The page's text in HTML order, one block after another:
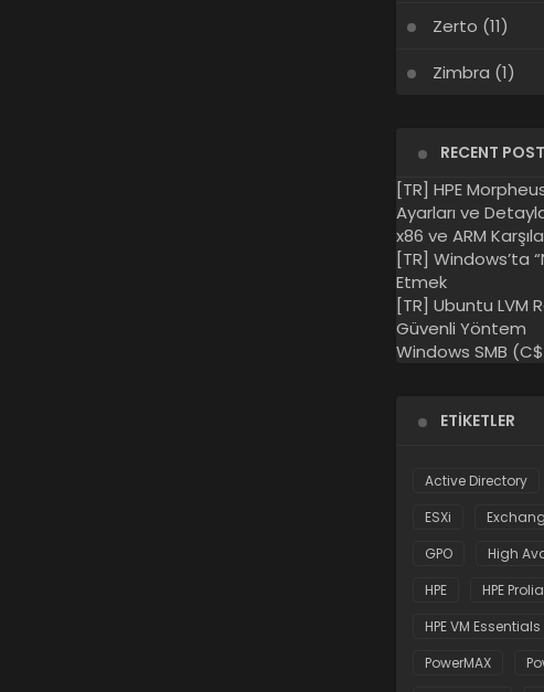
Zerto (11)
Zimbra (1)
RECENT
[TR] HPE
Ayarları ve
x86 ve ARM
[TR] Windows’ta
Etmek
[TR] Ubuntu LVM
Güvenli Yöntem
Windows SMB
ETIKETLER
Active Directory
ESXi
GPO
High
HPE
HPE
HPE VM Essentials
PowerMAX